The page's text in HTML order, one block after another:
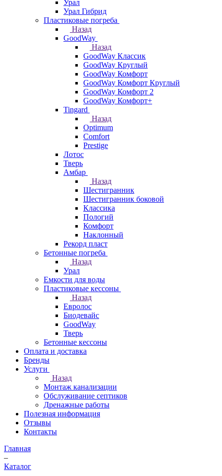
Урал
Урал Гибрид
Пластиковые погреба
Назад
GoodWay
Назад
GoodWay Классик
GoodWay Круглый
GoodWay Комфорт
GoodWay Комфорт Круглый
GoodWay Комфорт 2
GoodWay Комфорт+
Tingard
Назад
Optimum
Comfort
Prestige
Лотос
Тверь
Амбар
Назад
Шестигранник
Шестигранник боковой
Классика
Пологий
Комфорт
Наклонный
Рекорд пласт
Бетонные погреба
Назад
Урал
Емкости для воды
Пластиковые кессоны
Назад
Евролос
Биодевайс
GoodWay
Тверь
Бетонные кессоны
Оплата и доставка
Бренды
Услуги
Назад
Монтаж канализации
Обслуживание септиков
Дренажные работы
Полезная информация
Отзывы
Контакты
Главная
–
Каталог